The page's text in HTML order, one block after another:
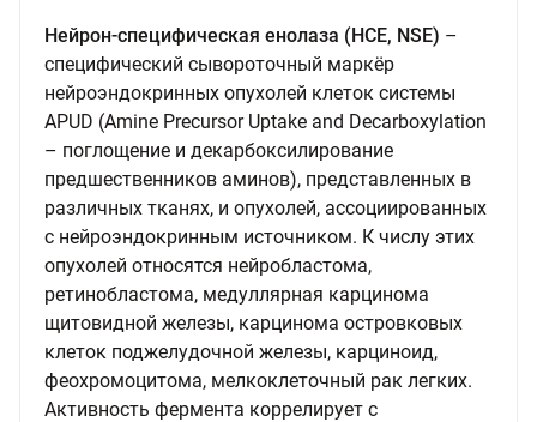
Нейрон-специфическая енолаза (НСЕ, NSE) –
специфический сывороточный маркёр
нейроэндокринных опухолей клеток системы
APUD (Amine Precursor Uptake and Decarboxylation
– поглощение и декарбоксилирование
предшественников аминов), представленных в
различных тканях, и опухолей, ассоциированных
с нейроэндокринным источником. К числу этих
опухолей относятся нейробластома,
ретинобластома, медуллярная карцинома
щитовидной железы, карцинома островковых
клеток поджелудочной железы, карциноид,
феохромоцитома, мелкоклеточный рак легких.
Активность фермента коррелирует с